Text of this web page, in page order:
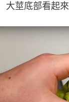
大莖底部看起